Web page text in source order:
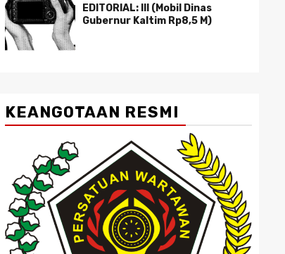
EDITORIAL: III (Mobil Dinas
Gubernur Kaltim Rp8,5 M)
KEANGOTAAN RESMI